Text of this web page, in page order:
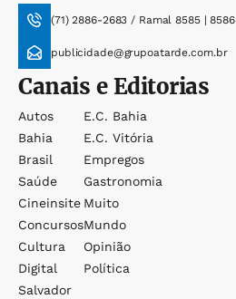
(71) 2886-2683 / Ramal 8585 | 8586
publicidade@grupoatarde.com.br
Canais e Editorias
Autos
Bahia
Brasil
Saúde
Cineinsite
Concursos
Cultura
Digital
Salvador
E.c. Bahia
E.c. Vitória
Empregos
Gastronomia
Muito
Mundo
Opinião
Política